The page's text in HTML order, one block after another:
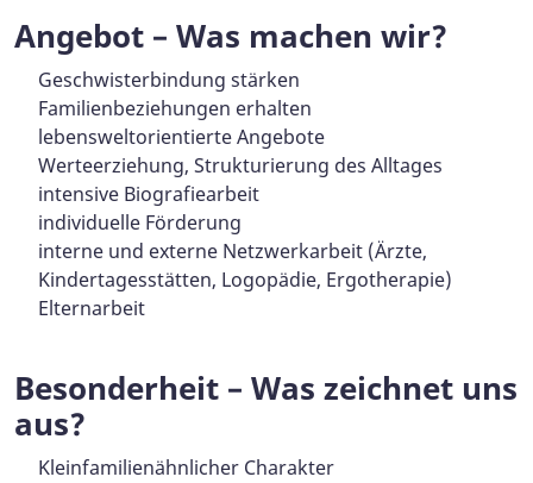
Angebot – Was machen wir?
Geschwisterbindung stärken
Familienbeziehungen erhalten
lebensweltorientierte Angebote
Werteerziehung, Strukturierung des Alltages
intensive Biografiearbeit
individuelle Förderung
interne und externe Netzwerkarbeit (Ärzte,
Kindertagesstätten, Logopädie, Ergotherapie)
Elternarbeit
Besonderheit – Was zeichnet uns
aus?
Kleinfamilienähnlicher Charakter